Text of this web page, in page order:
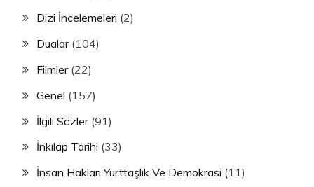
Dizi İncelemeleri (2)
Dualar(104)
Filmler(22)
Genel (157)
İlgili Sözler(91)
İnkılap Tarihi (33)
İnsan Hakları Yurttaşlık Ve Demokrasi (11)